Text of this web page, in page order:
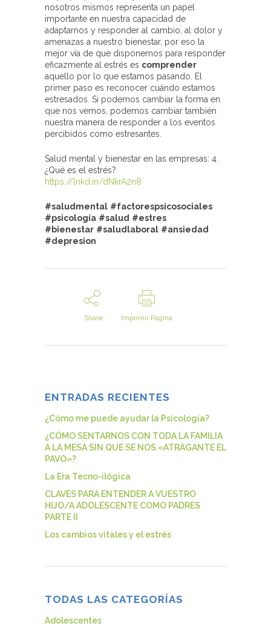
nosotros mismos representa un papel
importante en nuestra capacidad de
adaptarnos y responder al cambio, al dolor y
amenazas a nuestro bienestar, por eso la
mejor vía de que disponemos para responder
eficazmente al estrés es comprender
aquello por lo que estamos pasando. El
primer paso es reconocer cuándo estamos
estresados. Si podemos cambiar la forma en
que nos vemos, podemos cambiar también
nuestra manera de responder a los eventos
percibidos como estresantes.
Salud mental y bienestar en las empresas: 4.
¿Qué es el estrés?
https://lnkd.in/dNkrA2n8
#saludmental #factorespsicosociales
#psicología #salud #estres
#bienestar #saludlaboral #ansiedad
#depresion
Share Imprimir Página
ENTRADAS RECIENTES
¿Cómo me puede ayudar la Psicología?
¿CÓMO SENTARNOS CON TODA LA FAMILIA
A LA MESA SIN QUE SE NOS «ATRAGANTE EL
PAVO»?
La Era Tecno-ilógica
CLAVES PARA ENTENDER A VUESTRO
HIJO/A ADOLESCENTE COMO PADRES
PARTE II
Los cambios vitales y el estrés
TODAS LAS CATEGORÍAS
Adolescentes